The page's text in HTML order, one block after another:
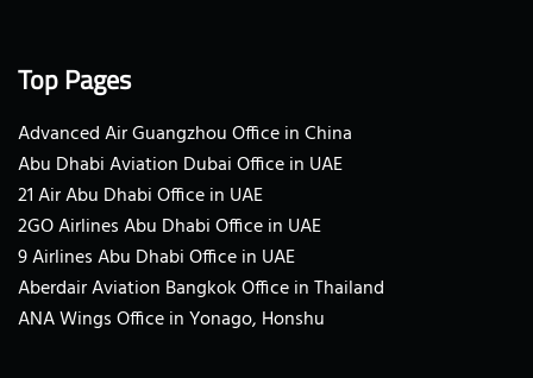
Top Pages
Advanced Air Guangzhou Office in China
Abu Dhabi Aviation Dubai Office in UAE
21 Air Abu Dhabi Office in UAE
2GO Airlines Abu Dhabi Office in UAE
9 Airlines Abu Dhabi Office in UAE
Aberdair Aviation Bangkok Office in Thailand
ANA Wings Office in Yonago, Honshu